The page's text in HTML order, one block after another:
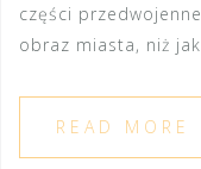
części
obraz miasta, niż
READ MORE